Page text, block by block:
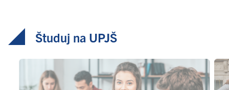
Študuj na UPJŠ